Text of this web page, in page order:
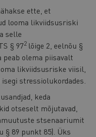
ette, et
looma likviidsusriski
selle
§ 972 lõige 2, eelnõu §
peab olema piisavalt
likviidsusriske viisil,
stressiolukordades.
keda
otseselt mõjutavad,
stsenaariumit
§ 89 punkt 85). Üks